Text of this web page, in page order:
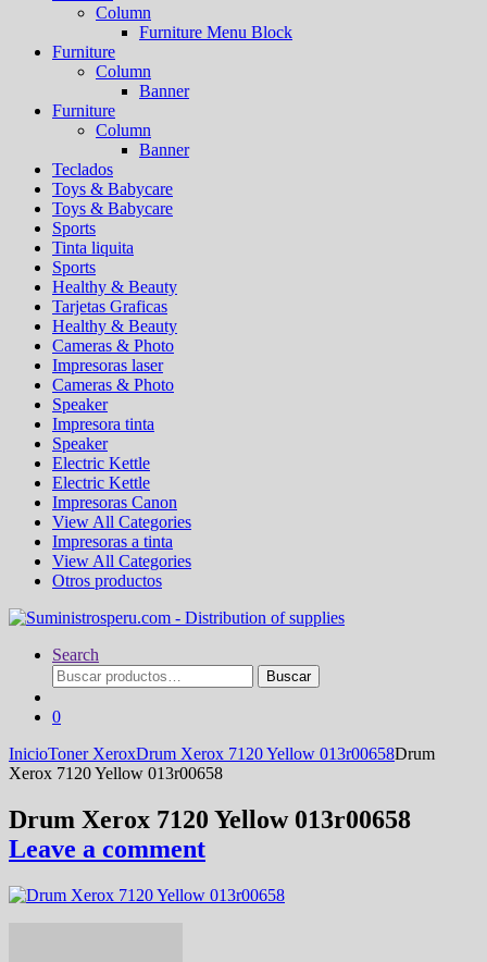
Column
Furniture Menu Block
Furniture
Column
Banner
Furniture
Column
Banner
Teclados
Toys & Babycare
Toys & Babycare
Sports
Tinta liquita
Sports
Healthy & Beauty
Tarjetas Graficas
Healthy & Beauty
Cameras & Photo
Impresoras laser
Cameras & Photo
Speaker
Impresora tinta
Speaker
Electric Kettle
Electric Kettle
Impresoras Canon
View All Categories
Impresoras a tinta
View All Categories
Otros productos
Search
Buscar
por:
Buscar
0
InicioToner XeroxDrum Xerox 7120 Yellow 013r00658Drum
Xerox 7120 Yellow 013r00658
Drum Xerox 7120 Yellow 013r00658
Leave a comment